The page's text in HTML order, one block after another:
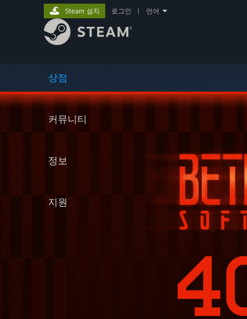
상점
커뮤니티
정보
지원
Steam 설치 로그인 언어